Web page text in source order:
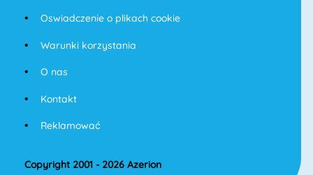
Oswiadczenie o plikach cookie
Warunki korzystania
O nas
Kontakt
Reklamować
Copyright 2001 - 2026 Azerion